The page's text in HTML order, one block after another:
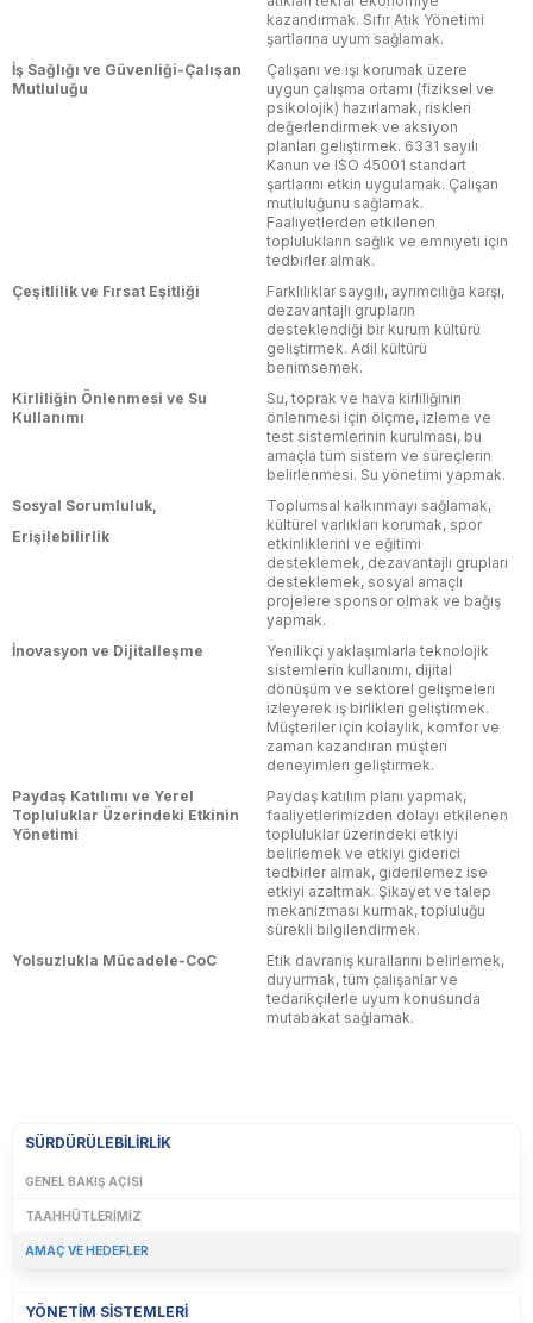
kazandırmak. Sıfır Atık Yönetimi
şartlarına uyum sağlamak.
İş Sağlığı ve Güvenliği-Çalışan
Mutluluğu
Çalışanı ve işi korumak üzere
uygun çalışma ortamı (fiziksel ve
psikolojik) hazırlamak, riskleri
değerlendirmek ve aksiyon
planları geliştirmek. 6331 sayılı
Kanun ve ISO 45001 standart
şartlarını etkin uygulamak. Çalışan
mutluluğunu sağlamak.
Faaliyetlerden etkilenen
toplulukların sağlık ve emniyeti için
tedbirler almak.
Çeşitlilik ve Fırsat Eşitliği
Farklılıklar saygılı, ayrımcılığa karşı,
dezavantajlı grupların
desteklendiği bir kurum kültürü
geliştirmek. Adil kültürü
benimsemek.
Kirliliğin Önlenmesi ve Su
Kullanımı
Su, toprak ve hava kirliliğinin
önlenmesi için ölçme, izleme ve
test sistemlerinin kurulması, bu
amaçla tüm sistem ve süreçlerin
belirlenmesi. Su yönetimi yapmak.
Sosyal Sorumluluk,
Erişilebilirlik
Toplumsal kalkınmayı sağlamak,
kültürel varlıkları korumak, spor
etkinliklerini ve eğitimi
desteklemek, dezavantajlı grupları
desteklemek, sosyal amaçlı
projelere sponsor olmak ve bağış
yapmak.
İnovasyon ve Dijitalleşme
Yenilikçi yaklaşımlarla teknolojik
sistemlerin kullanımı, dijital
dönüşüm ve sektörel gelişmeleri
izleyerek iş birlikleri geliştirmek.
Müşteriler için kolaylık, komfor ve
zaman kazandıran müşteri
deneyimleri geliştirmek.
Paydaş Katılımı ve Yerel
Topluluklar Üzerindeki Etkinin
Yönetimi
Paydaş katılım planı yapmak,
faaliyetlerimizden dolayı etkilenen
topluluklar üzerindeki etkiyi
belirlemek ve etkiyi giderici
tedbirler almak, giderilemez ise
etkiyi azaltmak. Şikayet ve talep
mekanizması kurmak, topluluğu
sürekli bilgilendirmek.
Yolsuzlukla Mücadele-CoC
Etik davranış kurallarını belirlemek,
duyurmak, tüm çalışanlar ve
tedarikçilerle uyum konusunda
mutabakat sağlamak.
SÜRDÜRÜLEBILIRLIK
GENEL BAKIŞ AÇISI
TAAHHÜTLERIMIZ
AMAÇ VE HEDEFLER
YÖNETIM SISTEMLERI